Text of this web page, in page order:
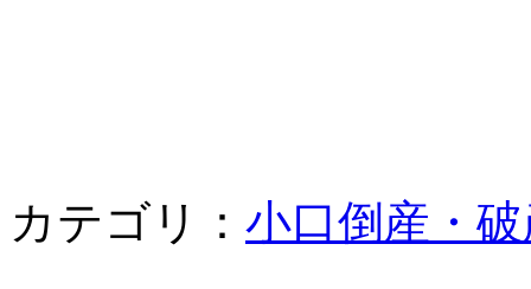
カテゴリ： 小口倒産・